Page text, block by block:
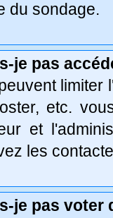
du sondage.
je pas
limiter
etc.
et
les
je pas voter